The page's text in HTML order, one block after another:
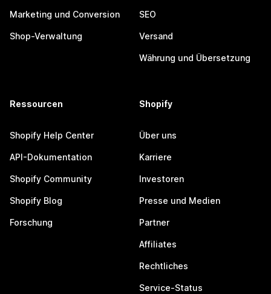
Marketing und Conversion
Shop-Verwaltung
SEO
Versand
Währung und Übersetzung
Ressourcen
Shopify Help Center
API-Dokumentation
Shopify Community
Shopify Blog
Forschung
Shopify
Über uns
Karriere
Investoren
Presse und Medien
Partner
Affiliates
Rechtliches
Service-Status